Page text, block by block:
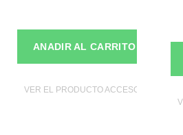
ANADIR AL CARRITO
VER EL PRODUCTO ACCESORIOS DE